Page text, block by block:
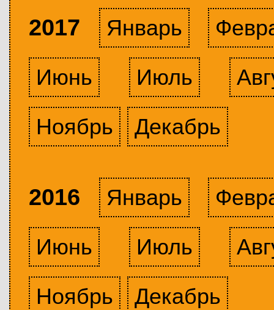
2017 Январь
Июнь
Июль
Ноябрь
Декабрь
2016 Январь
Июнь
Июль
Ноябрь
Декабрь